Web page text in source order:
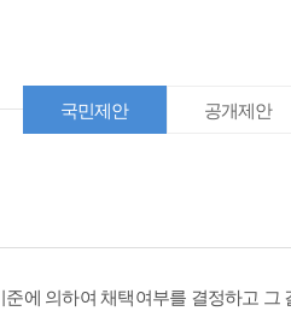
국민제안 공개제안
에 의하여 채택여부를 결정하고